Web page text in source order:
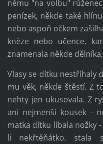
němu "na volbu"
penízek, někde také
nebo aspoň očkem
kněze nebo učence,
znamenala někde
Vlasy se dítku nestříhaly
mu věk, někde štěstí. Z
nehty jen ukusovala. Z
ani nejmenší kousek -
matka dítku líbala nožky
li nekřtěňátko, stala